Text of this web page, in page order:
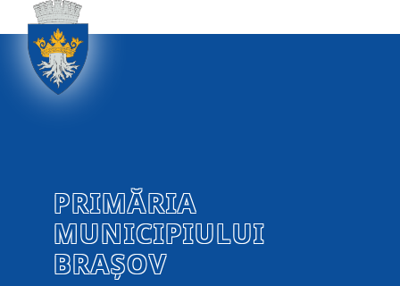
PRIMĂRIA
MUNICIPIULUI
BRAȘOV